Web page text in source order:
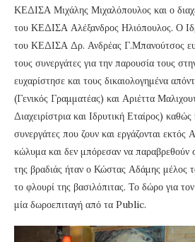
ΚΕΔΙΣΑ Μιχάλης Μιχαλόπουλος και ο
του ΚΕΔΙΣΑ Αλέξανδρος Ηλιόπουλος. Ο
του ΚΕΔΙΣΑ Δρ. Ανδρέας Γ.Μπανούτσος
τους συνεργάτες για την παρουσία τους
ευχαρίστησε και τους δικαιολογημένα
(Γενικός Γραμματέας) και Αριέττα
Διαχειρίστρια και Ιδρυτική Εταίρος)
συνεργάτες που ζουν και εργάζονται εκτός
κώλυμα και δεν μπόρεσαν να παραβρεθούν
της βραδιάς ήταν ο Κώστας Αδάμης
το φλουρί της βασιλόπιτας. Το δώρο για
μία δωροεπιταγή από τα Public.